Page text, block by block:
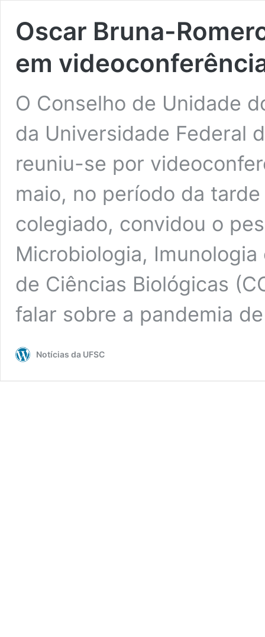
Oscar Bruna-
em
O Conselho de Unidade
da Universidade Federal
reuniu-se por
maio, no período da
colegiado, convidou o
Microbiologia,
de Ciências Biológicas
falar sobre a pandemia
Notícias da UFSC